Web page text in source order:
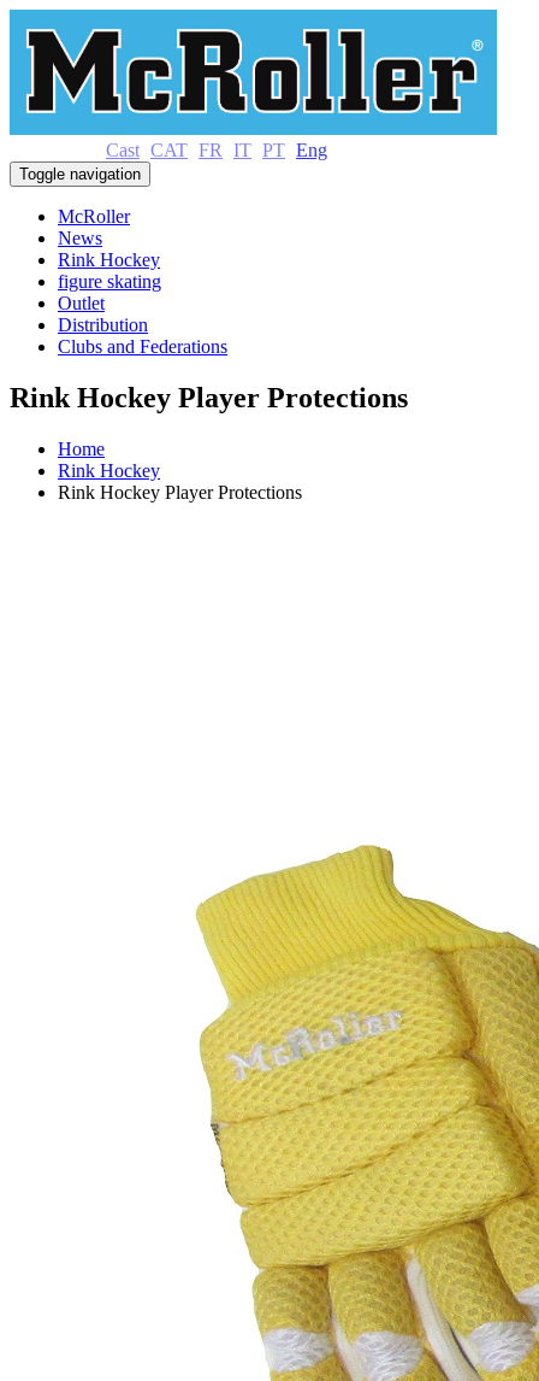
Cast CAT FR IT PT Eng
Toggle navigation
McRoller
News
Rink Hockey
figure skating
Outlet
Distribution
Clubs and Federations
Rink Hockey Player Protections
Home
Rink Hockey
Rink Hockey Player Protections